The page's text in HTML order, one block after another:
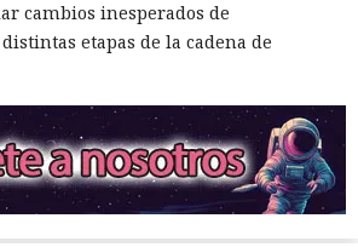
cambios inesperados de
etapas de la cadena de